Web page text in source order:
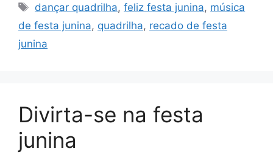
Tags
dançar quadrilha,feliz festa junina, música
de festa junina, quadrilha, recado de festa
junina
Divirta-se na festa
junina